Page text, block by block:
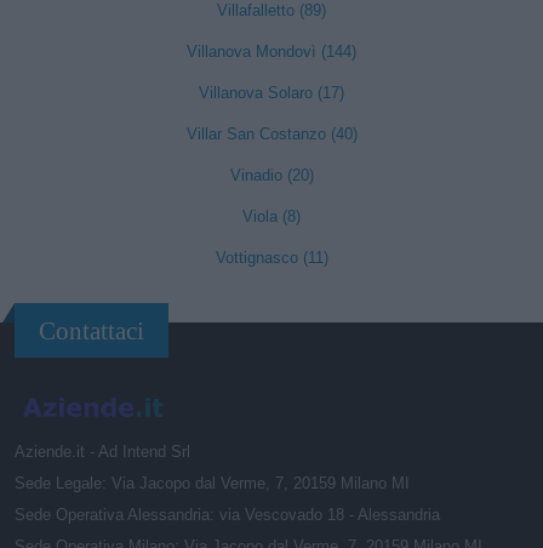
Villafalletto (89)
Villanova Mondovì (144)
Villanova Solaro (17)
Villar San Costanzo (40)
Vinadio (20)
Viola (8)
Vottignasco (11)
Contattaci
Aziende.it - Ad Intend Srl
Sede Legale: Via Jacopo dal Verme, 7, 20159 Milano MI
Sede Operativa Alessandria: via Vescovado 18 - Alessandria